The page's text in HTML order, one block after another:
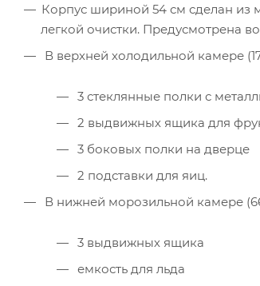
Корпус шириной 54 см сделан из
легкой очистки. Предусмотрена
В верхней холодильной камере
3 стеклянные полки с
2 выдвижных ящика для
3 боковых полки на дверце
2 подставки для яиц.
В нижней морозильной камере
3 выдвижных ящика
емкость для льда